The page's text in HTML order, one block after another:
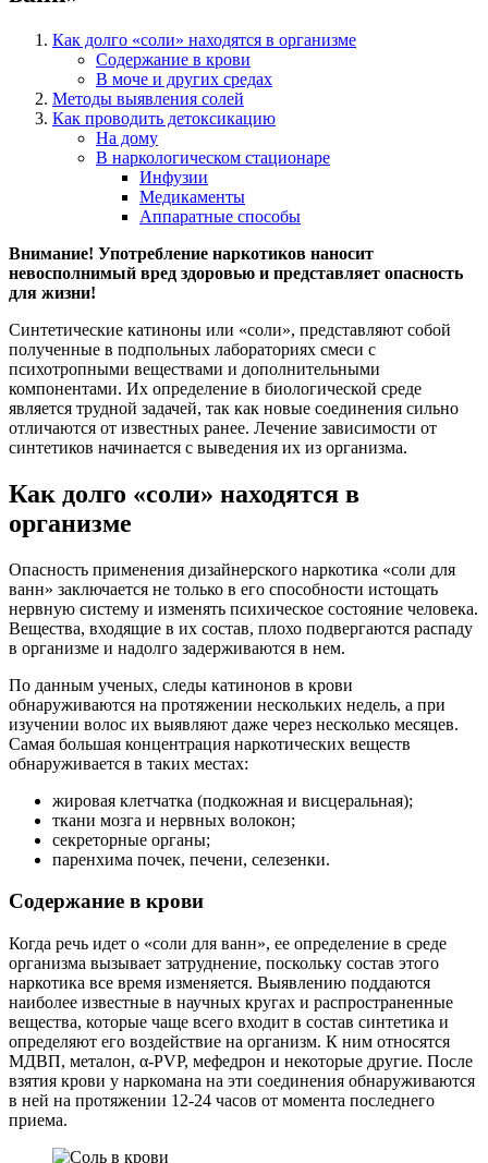
Как долго «соли» находятся в организме
Содержание в крови
В моче и других средах
Методы выявления солей
Как проводить детоксикацию
На дому
В наркологическом стационаре
Инфузии
Медикаменты
Аппаратные способы
Внимание! Употребление наркотиков наносит
невосполнимый вред здоровью и представляет опасность
для жизни!
Синтетические катиноны или «соли», представляют собой
полученные в подпольных лабораториях смеси с
психотропными веществами и дополнительными
компонентами. Их определение в биологической среде
является трудной задачей, так как новые соединения сильно
отличаются от известных ранее. Лечение зависимости от
синтетиков начинается с выведения их из организма.
Как долго «соли» находятся в
организме
Опасность применения дизайнерского наркотика «соли для
ванн» заключается не только в его способности истощать
нервную систему и изменять психическое состояние человека.
Вещества, входящие в их состав, плохо подвергаются распаду
в организме и надолго задерживаются в нем.
По данным ученых, следы катинонов в крови
обнаруживаются на протяжении нескольких недель, а при
изучении волос их выявляют даже через несколько месяцев.
Самая большая концентрация наркотических веществ
обнаруживается в таких местах:
жировая клетчатка (подкожная и висцеральная);
ткани мозга и нервных волокон;
секреторные органы;
паренхима почек, печени, селезенки.
Содержание в крови
Когда речь идет о «соли для ванн», ее определение в среде
организма вызывает затруднение, поскольку состав этого
наркотика все время изменяется. Выявлению поддаются
наиболее известные в научных кругах и распространенные
вещества, которые чаще всего входит в состав синтетика и
определяют его воздействие на организм. К ним относятся
МДВП, металон, α-PVP, мефедрон и некоторые другие. После
взятия крови у наркомана на эти соединения обнаруживаются
в ней на протяжении 12-24 часов от момента последнего
приема.